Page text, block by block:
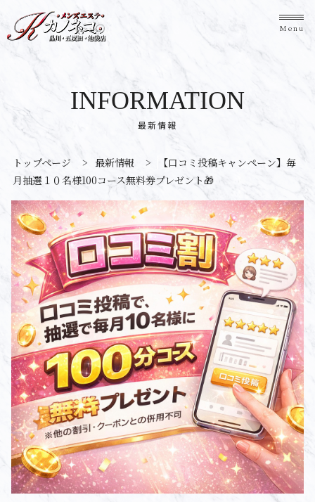
Menu
最新情報
INFORMATION
トップページ > 最新情報 >
【口コミ投稿キャンペーン】毎
月抽選１０名様100コース無料券プレゼント🎁